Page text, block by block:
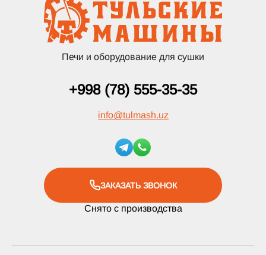
Печи и оборудование для сушки
+998 (78) 555-35-35
info@tulmash.uz
ЗАКАЗАТЬ ЗВОНОК
Снято с производства